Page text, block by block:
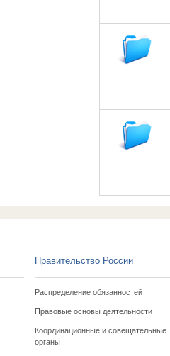
Правительство России
Распределение обязанностей
Правовые основы деятельности
Координационные и совещательные
органы